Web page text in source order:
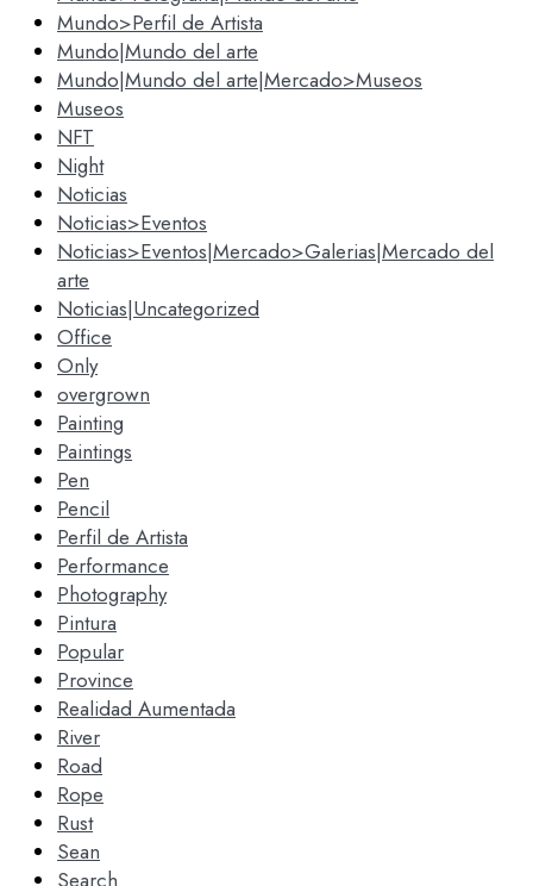
Mundo>Perfil de Artista
Mundo|Mundo del arte
Mundo|Mundo del arte|Mercado>Museos
Museos
NFT
Night
Noticias
Noticias>Eventos
Noticias>Eventos|Mercado>Galerias|Mercado del
arte
Noticias|Uncategorized
Office
Only
overgrown
Painting
Paintings
Pen
Pencil
Perfil de Artista
Performance
Photography
Pintura
Popular
Province
Realidad Aumentada
River
Road
Rope
Rust
Sean